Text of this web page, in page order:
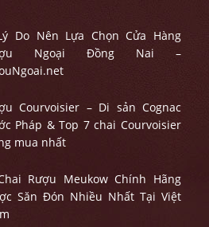
Do Nên Lựa Chọn Cửa Hàng
Ngoại Đồng Nai –
Courvoisier – Di sản Cognac
Pháp & Top 7 chai Courvoisier
mua nhất
Rượu Meukow Chính Hãng
Săn Đón Nhiều Nhất Tại Việt